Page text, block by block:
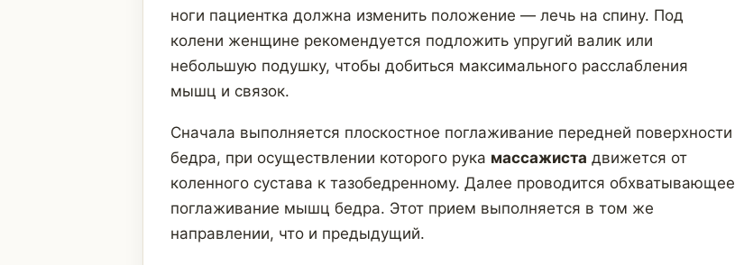
ноги пациентка должна изменить положение — лечь на спину. Под
колени женщине рекомендуется подложить упругий валик или
небольшую подушку, чтобы добиться максимального расслабления
мышц и связок.
Сначала выполняется плоскостное поглаживание передней поверхности
бедра, при осуществлении которого рука массажиста движется от
коленного сустава к тазобедренному. Далее проводится обхватывающее
поглаживание мышц бедра. Этот прием выполняется в том же
направлении, что и предыдущий.